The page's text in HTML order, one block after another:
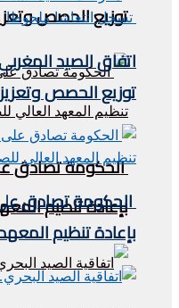
توزيع الحصص
الحكومة تصادق
بإعادة تنظيم
اتفاق الصيد
توزيع الحصص
الحكومة تصادق
بإعادة تنظيم